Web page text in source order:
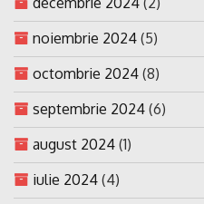
noiembrie 2024 (5)
octombrie 2024 (8)
septembrie 2024 (6)
august 2024 (1)
iulie 2024 (4)